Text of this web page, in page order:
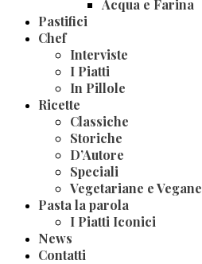
Acqua e Farina
Pastifici
Chef
Interviste
I Piatti
In Pillole
Ricette
Classiche
Storiche
D’Autore
Speciali
Vegetariane e Vegane
Pasta la parola
I Piatti Iconici
News
Contatti